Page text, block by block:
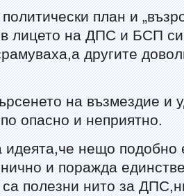
план и
в лицето на ДПС и БСП
другите
на възмездие и
опасно и неприятно.
идеята,че нещо подобно
и поражда
полезни нито за